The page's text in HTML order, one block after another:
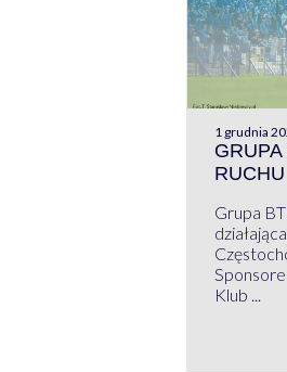
1 grudnia
RUCHU
Grupa
Klub ...